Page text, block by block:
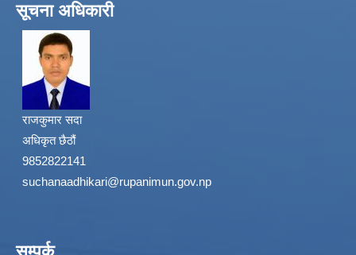
सूचना अधिकारी
राजकुमार सदा
अधिकृत छैठौं
9852822141
suchanaadhikari@rupanimun.gov.np